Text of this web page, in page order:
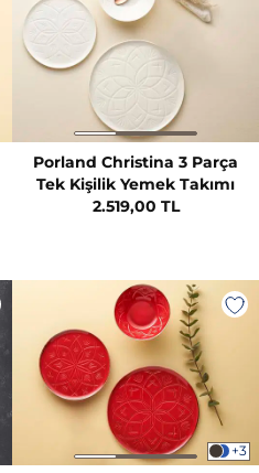
Porland Christina 3 Parça
Tek Kişilik Yemek Takımı
2.519,00 TL
+3